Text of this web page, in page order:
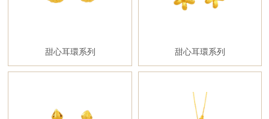
甜心耳環系列 甜心耳環系列